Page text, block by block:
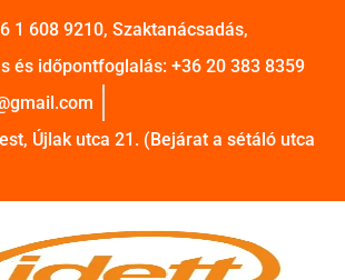
1 608 9210, Szaktanácsadás,
és időpontfoglalás: +36 20 383 8359
Újlak utca 21. (Bejárat a sétáló utca